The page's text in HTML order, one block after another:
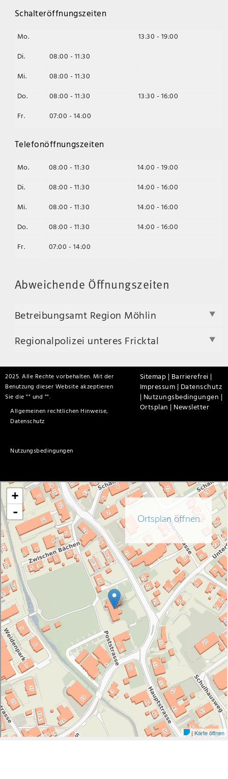
Schalteröffnungszeiten
Mo.
13:30 - 19:00
Di.
08:00 - 11:30
Mi.
08:00 - 11:30
Do.
08:00 - 11:30
13:30 - 16:00
Fr.
07:00 - 14:00
Telefonöffnungszeiten
Mo. 08:00 - 11:30
14:00 - 19:00
Di.
08:00 - 11:30
14:00 - 16:00
Mi.
08:00 - 11:30
14:00 - 16:00
Do.
08:00 - 11:30
14:00 - 16:00
Fr.
07:00 - 14:00
Abweichende Öffnungszeiten
Betreibungsamt Region Möhlin
Regionalpolizei unteres Fricktal
2025. Alle Rechte vorbehalten. Mit der
Benutzung dieser Website akzeptieren
Sie die "
Allgemeinen rechtlichen Hinweise,
Datenschutz
" und "
Nutzungsbedingungen
".
Sitemap | Barrierefrei |
Impressum | Datenschutz
| Nutzungsbedingungen |
Ortsplan | Newsletter